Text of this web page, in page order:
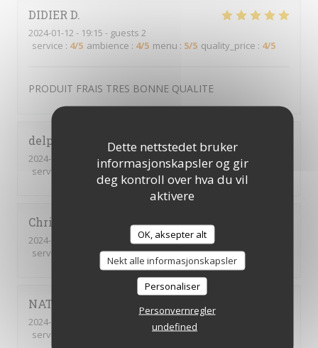
Dette nettstedet bruker
informasjonskapsler og gir
deg kontroll over hva du vil
aktivere
OK, aksepter alt
Nekt alle informasjonskapsler
Personaliser
Personvernregler
undefined
DIDIER D
2024-01-12- 19:15 - guests 2
service : 4/5 ambience : 4/5 menu : 5/5 quality_price : 4/5
PRODUIT FRAIS TRES BONNE QUALITE
delphine
2024-02-01
- 19:30 - guests 4
service
ambience:4/5 menu: 5/5 quality_price
Christine
2024-01-30
- 19:00 - guests 4
service
ambience:4/5 menu:4/5 quality_price
NATHALIE
2024-01-27
service
menu:5/5